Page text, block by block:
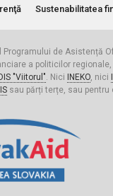
Sustenabilitatea
de Asistență
a politicilor
IDIS "Viitorul". Nici INEKO, nici
sau părți terțe, sau pentru